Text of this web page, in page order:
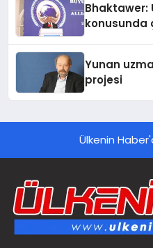
Bhaktawer:
konusunda
Yunan
projesi
Ülkenin